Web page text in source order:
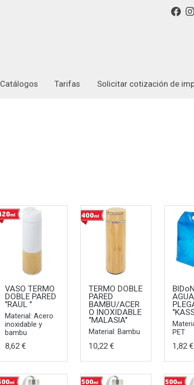
Catálogos Tarifas Solicitar cotización de
VASO TERMO
DOBLE PARED
"RAUL "
Material: Acero
inoxidable y
bambu
8,62 €
TERMO DOBLE
PARED
BAMBU/ACER
O INOXIDABLE
"MALASIA"
Material: Bambu
10,22 €
AGUA
PET
1,82 €